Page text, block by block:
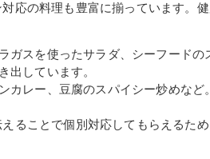
応の料理も豊富に揃っています。
ガスを使ったサラダ、シーフードの
出しています。
カレー、豆腐のスパイシー炒めなど
ることで個別対応してもらえるた